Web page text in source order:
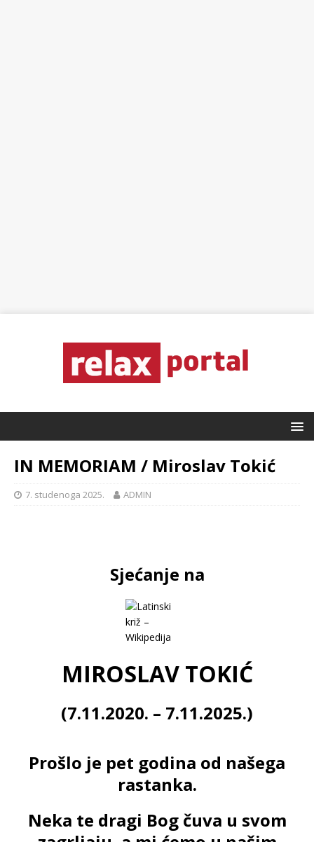
IN MEMORIAM / Miroslav Tokić
7. studenoga 2025. ADMIN
Sjećanje na
MIROSLAV TOKIĆ
(7.11.2020. – 7.11.2025.)
Prošlo je pet godina od našega
rastanka.
Neka te dragi Bog čuva u svom